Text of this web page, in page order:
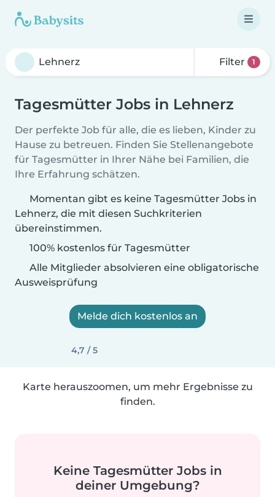
Filter 1
Tagesmütter Jobs in Lehnerz
Der perfekte Job für alle, die es lieben, Kinder zu
Hause zu betreuen. Finden Sie Stellenangebote
für Tagesmütter in Ihrer Nähe bei Familien, die
Ihre Erfahrung schätzen.
Momentan gibt es keine Tagesmütter Jobs in
Lehnerz, die mit diesen Suchkriterien
übereinstimmen.
100% kostenlos für Tagesmütter
Alle Mitglieder absolvieren eine obligatorische
Ausweisprüfung
Melde dich kostenlos an
4,7 / 5
Karte herauszoomen, um mehr Ergebnisse zu
finden.
Keine Tagesmütter Jobs in
deiner Umgebung?